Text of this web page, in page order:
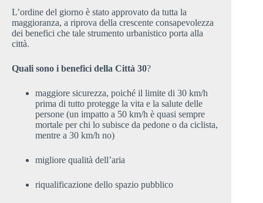
L’ordine del giorno è stato approvato da tutta la
maggioranza, a riprova della crescente consapevolezza
dei benefici che tale strumento urbanistico porta alla
città.
Quali sono i benefici della Città 30?
maggiore sicurezza, poiché il limite di 30 km/h
prima di tutto protegge la vita e la salute delle
persone (un impatto a 50 km/h è quasi sempre
mortale per chi lo subisce da pedone o da ciclista,
mentre a 30 km/h no)
migliore qualità dell’aria
riqualificazione dello spazio pubblico